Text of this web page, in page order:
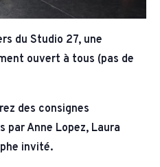
du Studio 27, une
ouvert à tous (pas de
des consignes
par Anne Lopez, Laura
invité.